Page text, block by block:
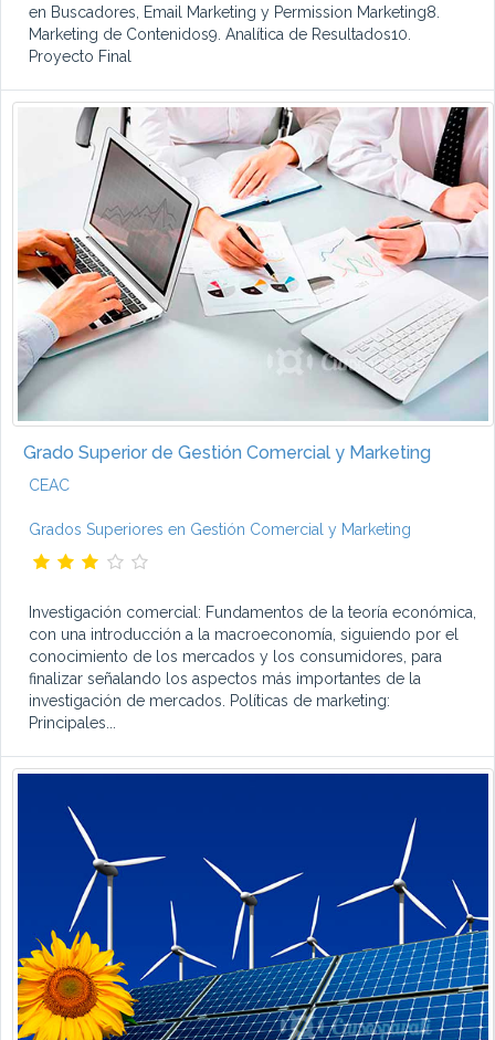
en Buscadores, Email Marketing y Permission Marketing8.
Marketing de Contenidos9. Analítica de Resultados10.
Proyecto Final
Grado Superior de Gestión Comercial y Marketing
CEAC
Grados Superiores en Gestión Comercial y Marketing
Investigación comercial: Fundamentos de la teoría económica,
con una introducción a la macroeconomía, siguiendo por el
conocimiento de los mercados y los consumidores, para
finalizar señalando los aspectos más importantes de la
investigación de mercados. Políticas de marketing:
Principales...